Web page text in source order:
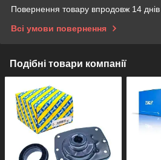
Повернення товару впродовж 14
Всі умови повернення
Подібні товари компанії